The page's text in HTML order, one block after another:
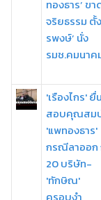
ทองธาร’ ขา
จริยธรรม ตั้
รพงษ์’ นั่ง
รมช.คมนาค
'เรืองไกร' ยื่น
สอบคุณสม
'แพทองธาร'
กรณีลาออก
20 บริษัท-
'ทักษิณ'